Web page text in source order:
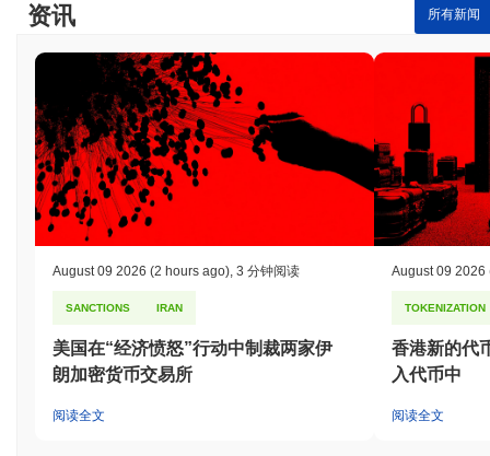
资讯 所有新闻
August 09 2026 (2 hours ago) 3 分钟阅读
SANCTIONS IRAN
美国在“经济愤怒”行动中制裁两家伊
朗加密货币交易所
阅读全文
August 09 2026
TOKENIZATION
香港新的代
入代币中
阅读全文